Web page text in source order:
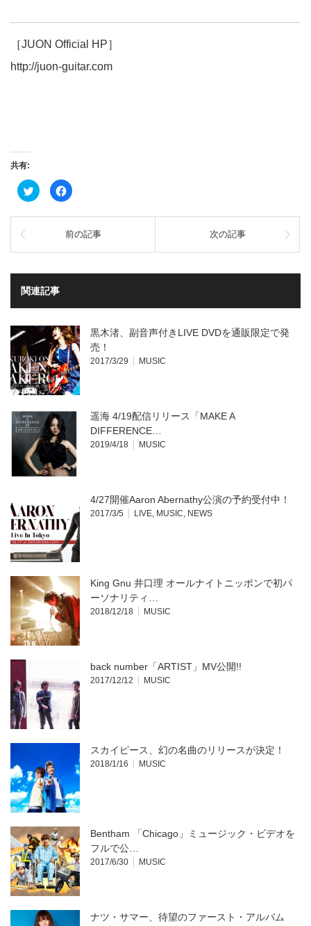
［JUON Official HP］
http://juon-guitar.com
共有:
ク
リ
ク
共
(新
い
ウ
ィ
ウ
で
開
き
ま
す)
Facebook
で
有
る
に
ク
ッ
く
い
(新
し
い
ウ
ィ
ン
ド
ウ
開
す)
前の記事 次の記事
関連記事
黒木渚、副音声付きLIVE DVDを通販限定で発
売！
2017/3/29 MUSIC
遥海 4/19配信リリース「MAKE A
DIFFERENCE…
2019/4/18 MUSIC
4/27開催Aaron Abernathy公演の予約受付中！
2017/3/5 LIVE, MUSIC, NEWS
King Gnu 井口理 オールナイトニッポンで初パ
ーソナリティ…
2018/12/18 MUSIC
back number「ARTIST」MV公開!!
2017/12/12 MUSIC
スカイピース、幻の名曲のリリースが決定！
2018/1/16 MUSIC
Bentham 「Chicago」ミュージック・ビデオを
フルで公…
2017/6/30 MUSIC
ナツ・サマー、待望のファースト・アルバム